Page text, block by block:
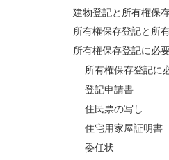
建物登記と所有権保
所有権保存登記と所
所有権保存登記に必
所有権保存登記に
登記申請書
住民票の写し
住宅用家屋証明書
委任状